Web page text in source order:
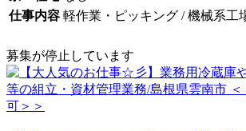
仕事内容 軽作業・ピッキング / 機械系工
募集が停止しています